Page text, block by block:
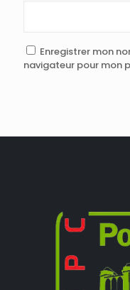
Enregistrer mon
navigateur pour mon